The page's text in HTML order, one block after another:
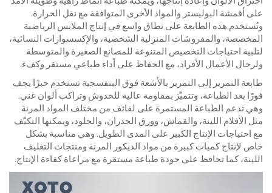
على أقمشة البوليستر والمواد الأخرى المتوافقة مع نقل الحرارة.
وتُستخدم هذه الطابعة على نطاق واسع في إنتاج الملابس الرياضية
المخصصة، والمفروشات المنزلية الشخصية، والإكسسوارات النسائية،
لتلبية احتياجات التخصيص المتنوعة للمصانع الصغيرة والمتوسطة
ولرجال الأعمال الأفراد، مع الحفاظ على أداء طباعي مستقر وكفء.
طابعة التمرير إلى التمرير بالأشعة فوق البنفسجية تستخدم حبرًا يجف
فورًا بعد الطباعة، وتتميّز بمقاومة عالية للخدوش وتراكب ألوان غني.
وهي تدعم الطباعة المستمرة على لفائف من مختلف المواد المرنة
مثل الأفلام اللينة، والقماش، وورق الجدران، والجلود، ويمكنها التكيّف
مع احتياجات الإنتاج الكبير على المدى الطويل. وهي مناسبة بشكل
خاص لإنتاج كميات كبيرة من مواد الديكور المرنة ومنتجات التغليف
اللينة، كما تحافظ على جودة طباعة مستقرة مع مراعاة كفاءة الإنتاج.